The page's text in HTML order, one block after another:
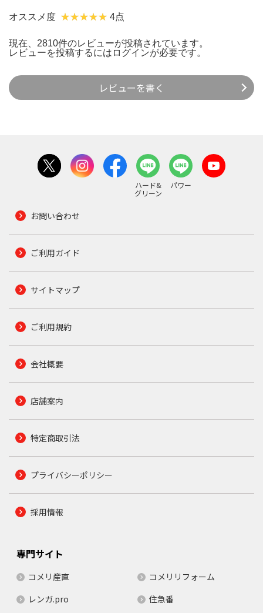
オススメ度 4点
現在、2810件のレビューが投稿されています。
レビューを投稿するには ログインが必要です。
レビューを書く
ハード&
グリーン
パワー
お問い合わせ
ご利用ガイド
サイトマップ
ご利用規約
会社概要
店舗案内
特定商取引法
プライバシーポリシー
採用情報
専門サイト
コメリ産直
コメリリフォーム
レンガ.pro
住急番